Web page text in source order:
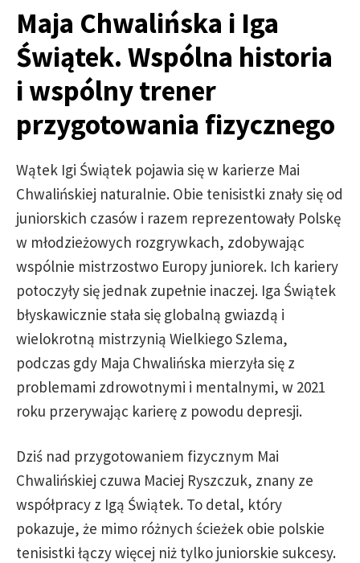
Maja Chwalińska i Iga
Świątek. Wspólna historia
i wspólny trener
przygotowania fizycznego
Wątek Igi Świątek pojawia się w karierze Mai
Chwalińskiej naturalnie. Obie tenisistki znały się od
juniorskich czasów i razem reprezentowały Polskę
w młodzieżowych rozgrywkach, zdobywając
wspólnie mistrzostwo Europy juniorek. Ich kariery
potoczyły się jednak zupełnie inaczej. Iga Świątek
błyskawicznie stała się globalną gwiazdą i
wielokrotną mistrzynią Wielkiego Szlema,
podczas gdy Maja Chwalińska mierzyła się z
problemami zdrowotnymi i mentalnymi, w 2021
roku przerywając karierę z powodu depresji.
Dziś nad przygotowaniem fizycznym Mai
Chwalińskiej czuwa Maciej Ryszczuk, znany ze
współpracy z Igą Świątek. To detal, który
pokazuje, że mimo różnych ścieżek obie polskie
tenisistki łączy więcej niż tylko juniorskie sukcesy.